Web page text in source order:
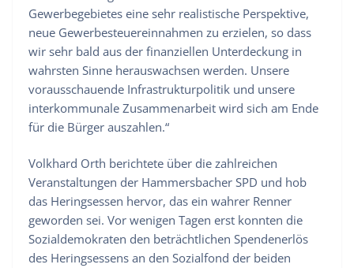
Gewerbegebietes eine sehr realistische Perspektive,
neue Gewerbesteuereinnahmen zu erzielen, so dass
wir sehr bald aus der finanziellen Unterdeckung in
wahrsten Sinne herauswachsen werden. Unsere
vorausschauende Infrastrukturpolitik und unsere
interkommunale Zusammenarbeit wird sich am Ende
für die Bürger auszahlen.“
Volkhard Orth berichtete über die zahlreichen
Veranstaltungen der Hammersbacher SPD und hob
das Heringsessen hervor, das ein wahrer Renner
geworden sei. Vor wenigen Tagen erst konnten die
Sozialdemokraten den beträchtlichen Spendenerlös
des Heringsessens an den Sozialfond der beiden